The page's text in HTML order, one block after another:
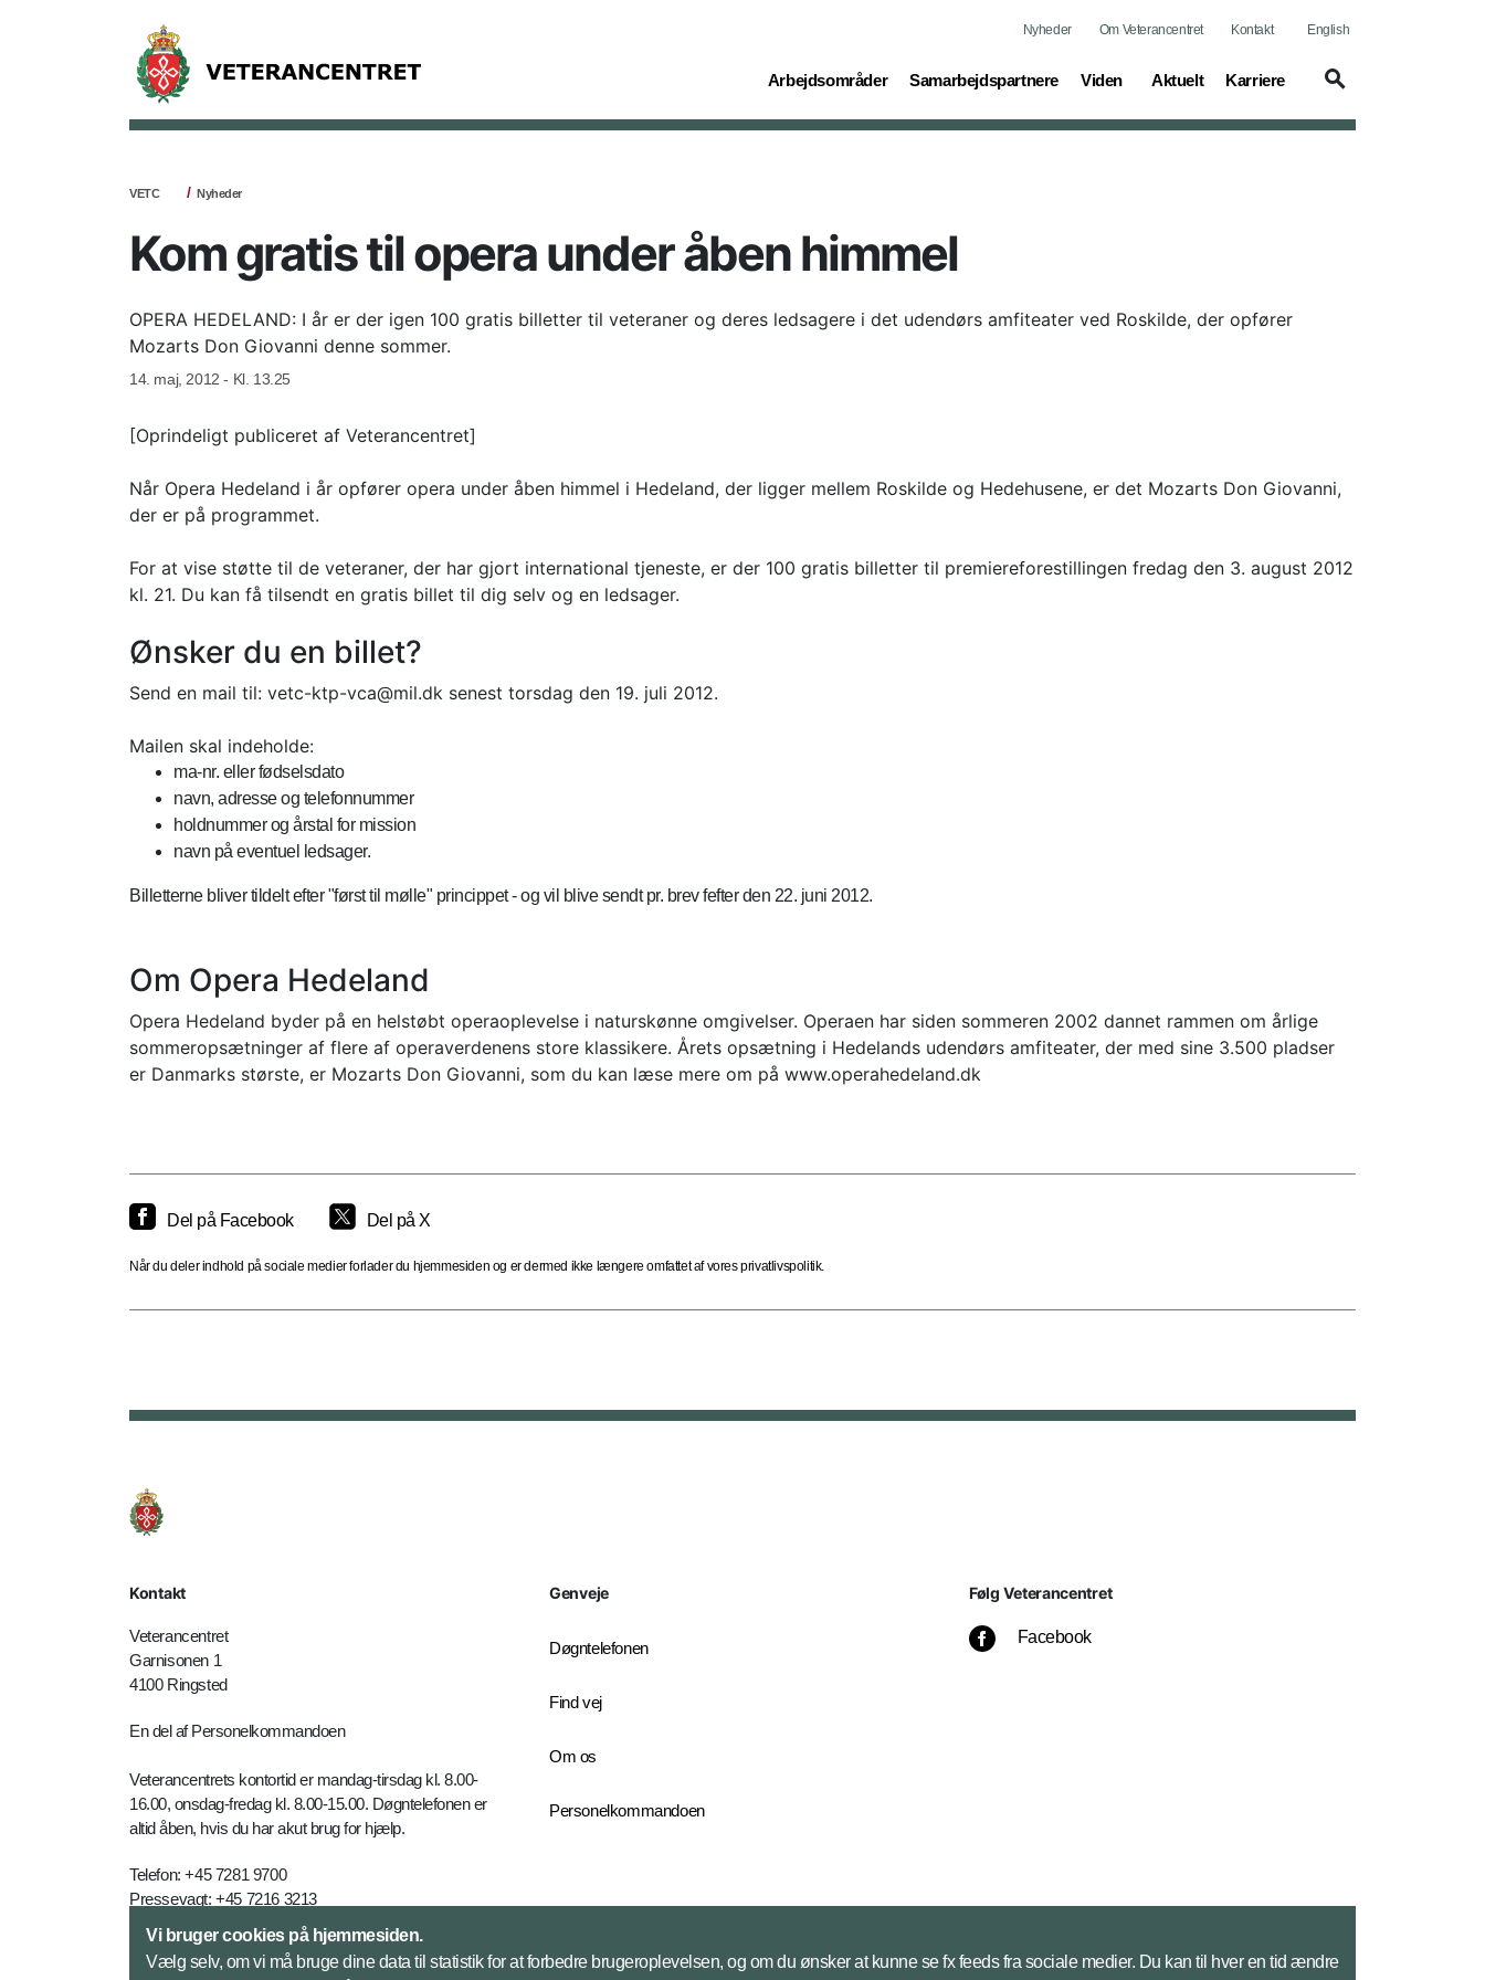
Nyheder Om Veterancentret Kontakt English
Arbejdsområder
(current) Samarbejdspartnere
(current) Viden
(current) Aktuelt
(current) Karriere
(current)
VETC Nyheder
Kom gratis til opera under åben himmel
OPERA HEDELAND: I år er der igen 100 gratis billetter til veteraner og deres ledsagere i det udendørs amfiteater ved Roskilde, der opfører
Mozarts Don Giovanni denne sommer.
14. maj, 2012 - Kl. 13.25
[Oprindeligt publiceret af Veterancentret]
Når Opera Hedeland i år opfører opera under åben himmel i Hedeland, der ligger mellem Roskilde og Hedehusene, er det Mozarts Don Giovanni,
der er på programmet.
For at vise støtte til de veteraner, der har gjort international tjeneste, er der 100 gratis billetter til premiereforestillingen fredag den 3. august 2012
kl. 21. Du kan få tilsendt en gratis billet til dig selv og en ledsager.
Ønsker du en billet?
Send en mail til: vetc-ktp-vca@mil.dk senest torsdag den 19. juli 2012.
Mailen skal indeholde:
ma-nr. eller fødselsdato
navn, adresse og telefonnummer
holdnummer og årstal for mission
navn på eventuel ledsager.
Billetterne bliver tildelt efter "først til mølle" princippet - og vil blive sendt pr. brev fefter den 22. juni 2012.
Om Opera Hedeland
Opera Hedeland byder på en helstøbt operaoplevelse i naturskønne omgivelser. Operaen har siden sommeren 2002 dannet rammen om årlige
sommeropsætninger af flere af operaverdenens store klassikere. Årets opsætning i Hedelands udendørs amfiteater, der med sine 3.500 pladser
er Danmarks største, er Mozarts Don Giovanni, som du kan læse mere om på www.operahedeland.dk
Del på Facebook Del på X
Når du deler indhold på sociale medier forlader du hjemmesiden og er dermed ikke længere omfattet af vores privatlivspolitik.
Kontakt
Veterancentret
Garnisonen 1
4100 Ringsted
En del af Personelkommandoen
Veterancentrets kontortid er mandag-tirsdag kl. 8.00-
16.00, onsdag-fredag kl. 8.00-15.00. Døgntelefonen er
altid åben, hvis du har akut brug for hjælp.
Telefon: +45 7281 9700
Pressevagt: +45 7216 3213
vetc-myn@mil.dk
Genveje
Døgntelefonen
Find vej
Om os
Personelkommandoen
Følg Veterancentret
Facebook
Vi bruger cookies på hjemmesiden.
Vælg selv, om vi må bruge dine data til statistik for at forbedre brugeroplevelsen, og om du ønsker at kunne se fx feeds fra sociale medier. Du kan til hver en tid ændre